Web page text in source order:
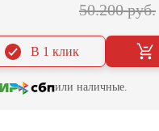
50.200 руб.
В 1 клик
или наличные.